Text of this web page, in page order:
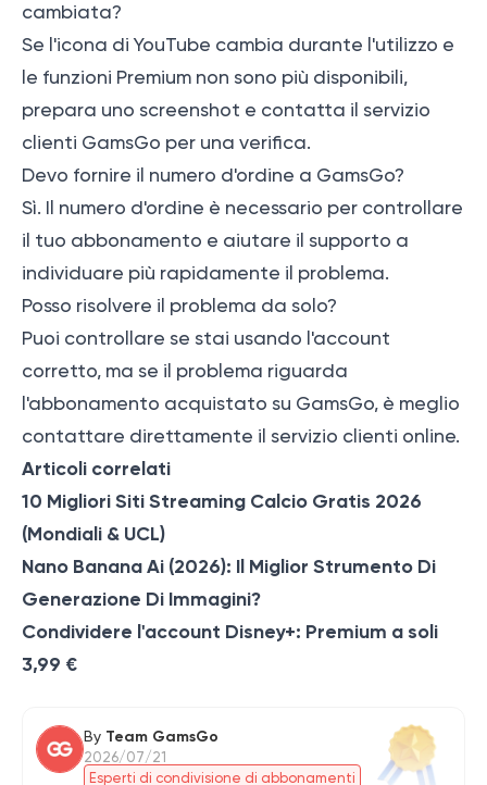
cambiata?
Se l'icona di YouTube cambia durante l'utilizzo e
le funzioni Premium non sono più disponibili,
prepara uno screenshot e contatta il servizio
clienti GamsGo per una verifica.
Devo fornire il numero d'ordine a GamsGo?
Sì. Il numero d'ordine è necessario per controllare
il tuo abbonamento e aiutare il supporto a
individuare più rapidamente il problema.
Posso risolvere il problema da solo?
Puoi controllare se stai usando l'account
corretto, ma se il problema riguarda
l'abbonamento acquistato su GamsGo, è meglio
contattare direttamente il servizio clienti online.
Articoli correlati
10 Migliori Siti Streaming Calcio Gratis 2026
(Mondiali & UCL)
Nano Banana Ai (2026): Il Miglior Strumento Di
Generazione Di Immagini?
Condividere l'account Disney+: Premium a soli
3,99 €
By Team GamsGo
2026/07/21
Esperti di condivisione di abbonamenti